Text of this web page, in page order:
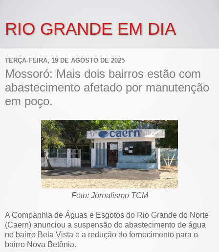
RIO GRANDE EM DIA
TERÇA-FEIRA, 19 DE AGOSTO DE 2025
Mossoró: Mais dois bairros estão com
abastecimento afetado por manutenção
em poço.
Foto: Jornalismo TCM
A Companhia de Águas e Esgotos do Rio Grande do Norte
(Caern) anunciou a suspensão do abastecimento de água
no bairro Bela Vista e a redução do fornecimento para o
bairro Nova Betânia.